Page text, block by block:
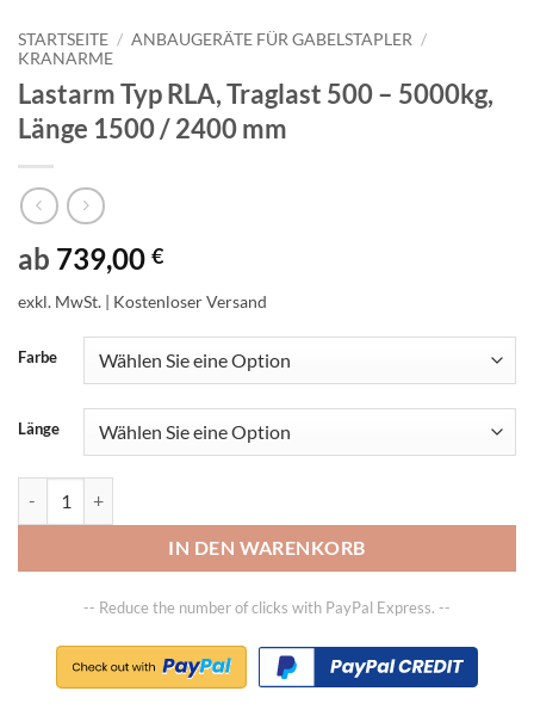
STARTSEITE / ANBAUGERÄTE FÜR GABELSTAPLER /
KRANARME
Lastarm Typ RLA, Traglast 500 – 5000kg,
Länge 1500 / 2400 mm
ab 739,00 €
exkl. MwSt. | Kostenloser Versand
Farbe
Länge
IN DEN WARENKORB
-- Reduce the number of clicks with PayPal Express. --